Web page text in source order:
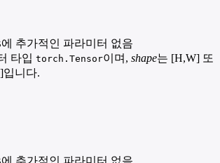
에 추가적인 파라미터 없음
타입 torch.Tensor이며, shape는 [H,W] 또
입니다.